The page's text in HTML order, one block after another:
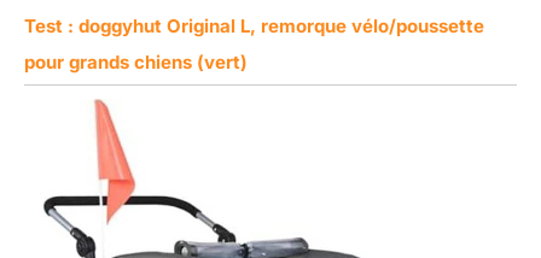
Test : doggyhut Original L, remorque vélo/poussette
pour grands chiens (vert)